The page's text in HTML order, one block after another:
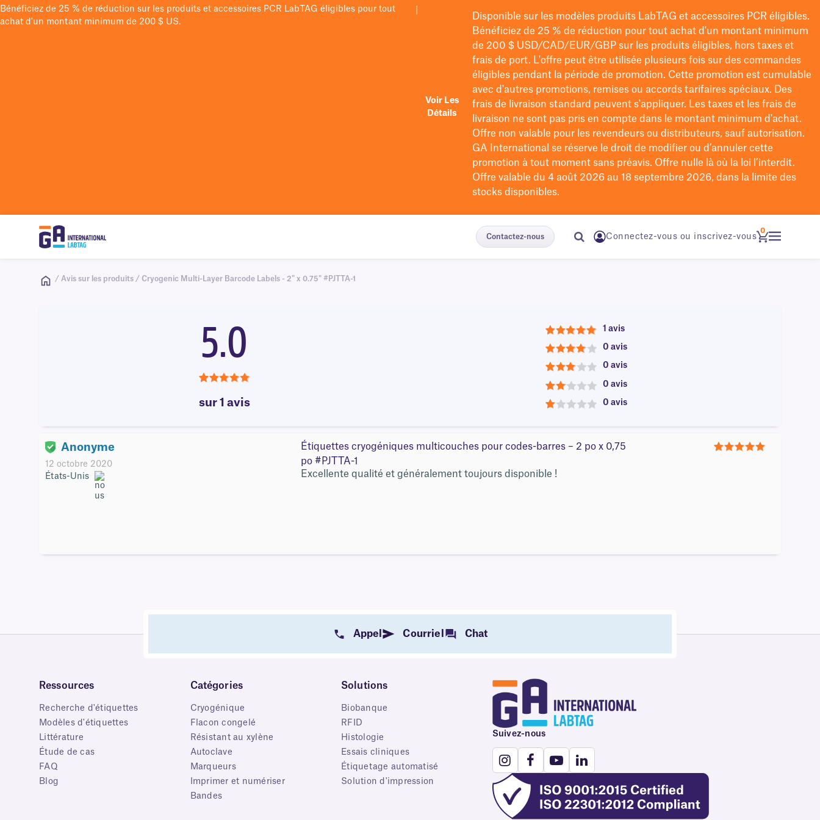
Bénéficiez de 25 % de réduction sur les produits et accessoires PCR LabTAG éligibles pour tout
achat d'un montant minimum de 200 $ US.
Voir Les
Détails
Disponible sur les modèles produits LabTAG et accessoires PCR éligibles.
Bénéficiez de 25 % de réduction pour tout achat d'un montant minimum
de 200 $USD/CAD/EUR/GBPsur les produits éligibles, hors taxes et
frais de port. L'offre peut être utilisée plusieurs fois sur des commandes
éligibles pendant la période de promotion. Cette promotion est cumulable
avec d'autres promotions, remises ou accords tarifaires spéciaux. Des
frais de livraison standard peuvent s'appliquer. Les taxes et les frais de
livraison ne sont pas pris en compte dans le montant minimum d'achat.
Offre non valable pour les revendeurs ou distributeurs, sauf autorisation.
GA International se réserve le droit de modifierou d’annuler cette
promotion à tout moment sans préavis. Offre nulle là où la loi l’interdit.
Offre valable du 4 août 2026 au 18 septembre 2026, dans la limite des
stocks disponibles.
Contactez-nous Connectez-vous ou inscrivez-vous
0
/ Avis sur les produits / Cryogenic Multi-Layer Barcode Labels - 2" x 0.75" #PJTTA-1
5.0
sur 1 avis
5
1 avis
4
0 avis
3
0 avis
2
0 avis
0 avis
Anonyme
12 octobre 2020
États-Unis
Étiquettes cryogéniques multicouches pour codes-barres – 2 po x 0,75
po #PJTTA-1
Excellente qualité et généralement toujours disponible !
Appel Courriel Chat
Ressources
Recherche d'étiquettes
Modèles d'étiquettes
Littérature
Étude de cas
FAQ
Blog
Catégories
Cryogénique
Flacon congelé
Résistant au xylène
Autoclave
Marqueurs
Imprimer et numériser
Bandes
Solutions
Biobanque
RFID
Histologie
Essais cliniques
Étiquetage automatisé
Solution d'impression
Suivez-nous